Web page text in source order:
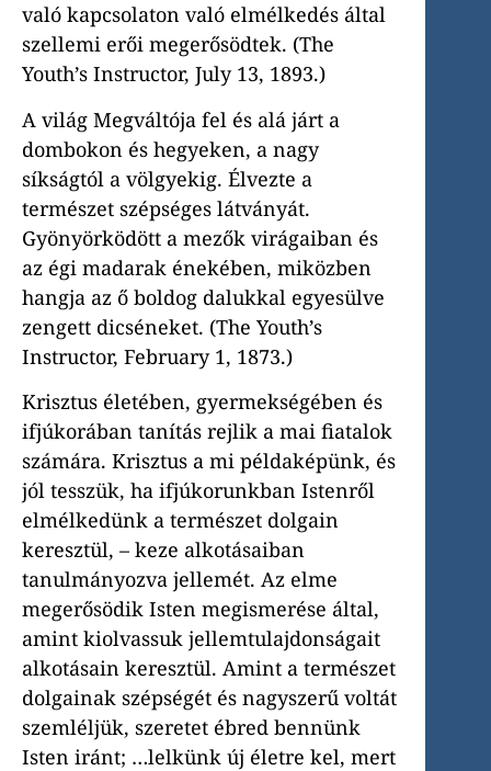
való kapcsolaton való elmélkedés által
szellemi erői megerősödtek. (The
Youth’s Instructor, July 13, 1893.)
A világ Megváltója fel és alá járt a
dombokon és hegyeken, a nagy
síkságtól a völgyekig. Élvezte a
természet szépséges látványát.
Gyönyörködött a mezők virágaiban és
az égi madarak énekében, miközben
hangja az ő boldog dalukkal egyesülve
zengett dicséneket. (The Youth’s
Instructor, February 1, 1873.)
Krisztus életében, gyermekségében és
ifjúkorában tanítás rejlik a mai fiatalok
számára. Krisztus a mi példaképünk, és
jól tesszük, ha ifjúkorunkban Istenről
elmélkedünk a természet dolgain
keresztül, – keze alkotásaiban
tanulmányozva jellemét. Az elme
megerősödik Isten megismerése által,
amint kiolvassuk jellemtulajdonságait
alkotásain keresztül. Amint a természet
dolgainak szépségét és nagyszerű voltát
szemléljük, szeretet ébred bennünk
Isten iránt; …lelkünk új életre kel, mert